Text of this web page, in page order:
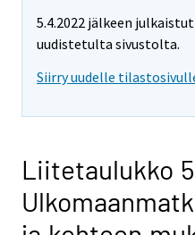
5.4.2022 jälkeen
uudistetulta sivustolta.
Siirry uudelle
Liitetaulukko